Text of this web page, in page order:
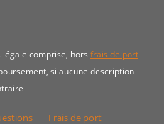
comprise, hors frais de port
si aucune description
Frais de port